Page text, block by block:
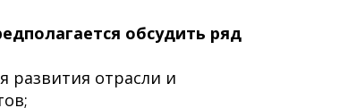
обсудить ряд
развития отрасли и